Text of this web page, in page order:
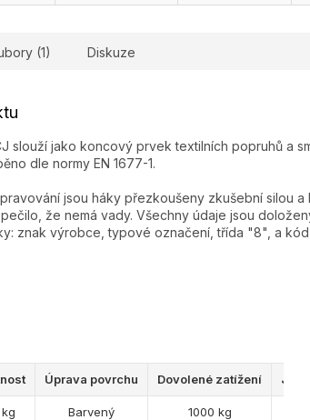
(1) Diskuze
slouží jako koncový prvek textilních popruhů a
dle normy EN 1677-1.
jsou háky přezkoušeny zkušební silou
že nemá vady. Všechny údaje jsou
znak výrobce, typové označení, třída "8", a
Úprava povrchu Dovolené zatížení
Barvený 1000 kg